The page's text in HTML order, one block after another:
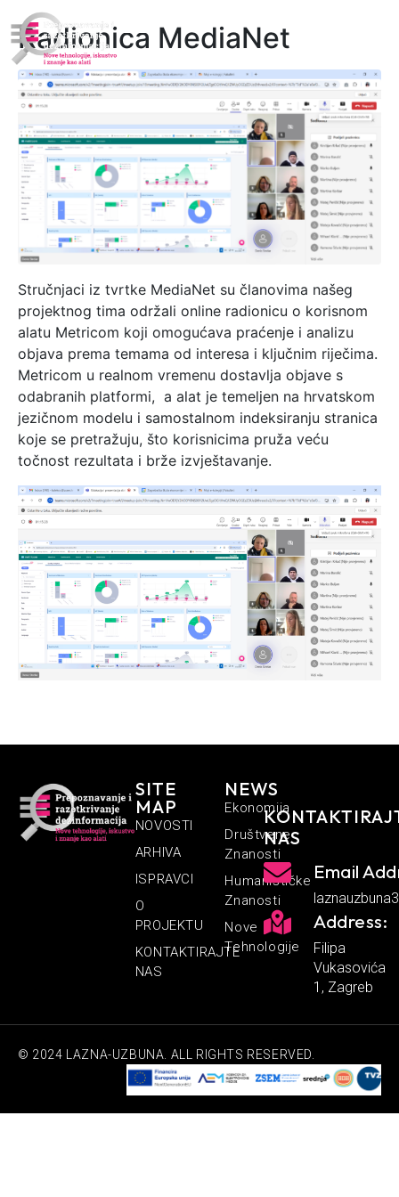
Radionica MediaNet
Stručnjaci iz tvrtke MediaNet su članovima našeg
projektnog tima održali online radionicu o korisnom
alatu Metricom koji omogućava praćenje i analizu
objava prema temama od interesa i ključnim riječima.
Metricom u realnom vremenu dostavlja objave s
odabranih platformi, a alat je temeljen na hrvatskom
jezičnom modelu i samostalnom indeksiranju stranica
koje se pretražuju, što korisnicima pruža veću
točnost rezultata i brže izvještavanje.
SITE
MAP
NOVOSTI
ARHIVA
ISPRAVCI
O
PROJEKTU
KONTAKTIRAJTE
NAS
NEWS
Ekonomija
Društvene
Znanosti
Humanističke
Znanosti
Nove
Tehnologije
NAS
Email
Address:
Filipa
Vukasovića
1, Zagreb
© 2024 LAZNA-UZBUNA. ALL RIGHTS RESERVED.